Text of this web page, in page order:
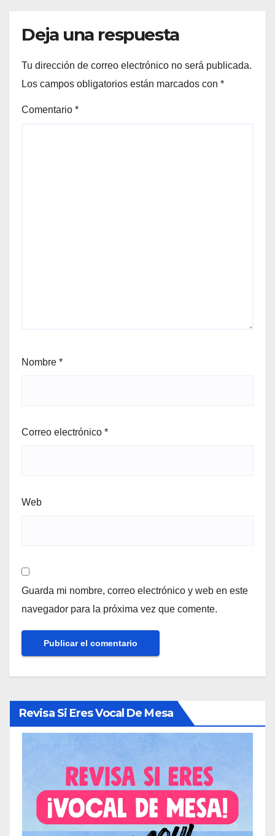
Deja una respuesta
Tu dirección de correo electrónico no será publicada.
Los campos obligatorios están marcados con *
Comentario *
Nombre *
Correo electrónico *
Web
Guarda mi nombre, correo electrónico y web en este
navegador para la próxima vez que comente.
Revisa Si Eres Vocal De Mesa